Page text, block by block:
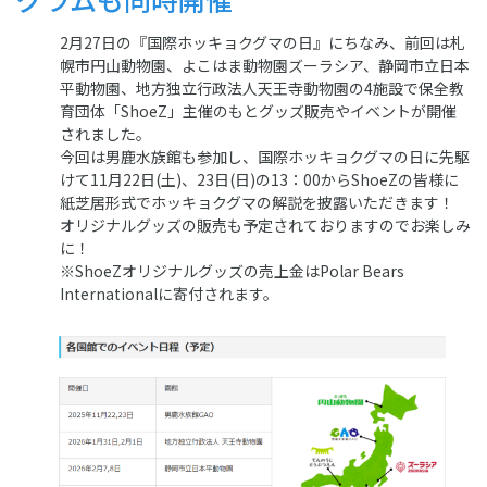
2月27日の『国際ホッキョクグマの日』にちなみ、前回は札
幌市円山動物園、よこはま動物園ズーラシア、静岡市立日本
平動物園、地方独立行政法人天王寺動物園の4施設で保全教
育団体「ShoeZ」主催のもとグッズ販売やイベントが開催
されました。
今回は男鹿水族館も参加し、国際ホッキョクグマの日に先駆
けて11月22日(土)、23日(日)の13：00からShoeZの皆様に
紙芝居形式でホッキョクグマの解説を披露いただきます！
オリジナルグッズの販売も予定されておりますのでお楽しみ
に！
※ShoeZオリジナルグッズの売上金はPolar Bears
Internationalに寄付されます。